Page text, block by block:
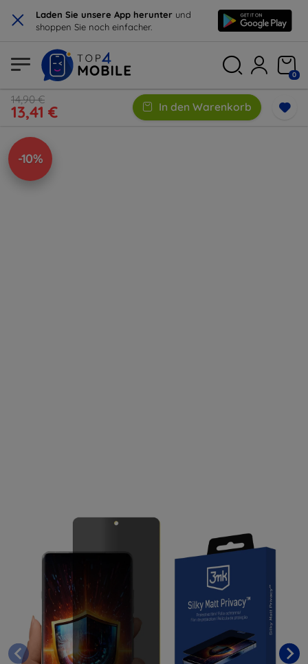
× Laden Sie unsere App herunter und
shoppen Sie noch einfacher.
0
14,90 €
13,41 € In den Warenkorb
-10%